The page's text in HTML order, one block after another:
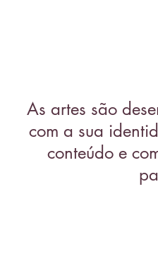
As artes são
com a sua
conteúdo e